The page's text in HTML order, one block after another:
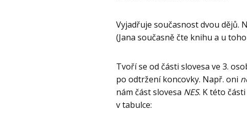
Vyjadřuje současnost dvou dějů.
(Jana současně čte knihu a u
Tvoří se od části slovesa ve 3.
po odtržení koncovky. Např. oni
nám část slovesa NES. K této
v tabulce: